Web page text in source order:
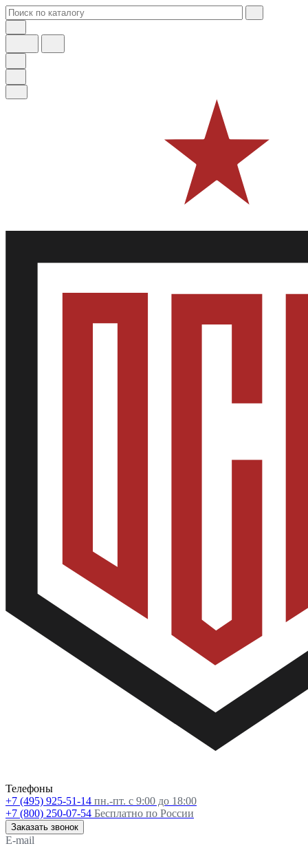
Телефоны
+7 (495) 925-51-14 пн.-пт. с 9:00 до 18:00
+7 (800) 250-07-54 Бесплатно по России
Заказать звонок
E-mail